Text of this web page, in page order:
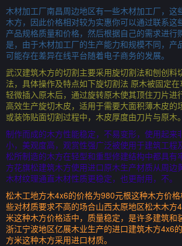
木材加工厂南昌周边地区有一些木材加工厂，这
木方，因此价格相对较为实惠你可以通过联系这
产品规格质量和价格，然后根据自己的需求进行
是，由于木材加工厂的生产能力和规模不同，产
可能存在差异在线平台随着电子商务的发展。
武汉建筑木方的切割主要采用旋切割法和刨创料
法，具体操作及特点如下旋切割法 原木被固定
轻微插入原木后，通过旋转原木使其顶住刀片进
高效生产旋切木皮，适用于需要大面积薄木皮的
或装饰贴面切割过程中，木皮厚度由刀片与原木。
制作而成的木方性能稳定，不易变形，使用起来
小，美观度高，观赏性强广泛被使用于建筑工程
松所制造的木方在轻型和重型修建结构中都具有
方花旗松建筑木方使用进口原木生产材质从周边
木材纹理通直木材性质更稳定，也更耐用，不。
松木工地方木4x6的价格为980元根这种木方价
些对材质要求不高的场合山西太原地区松木木方
米这种木方价格适中，质量稳定，是许多建筑和
浙江宁波地区亿展木业生产的进口建筑木方4x6
方米这种木方采用进口材质。